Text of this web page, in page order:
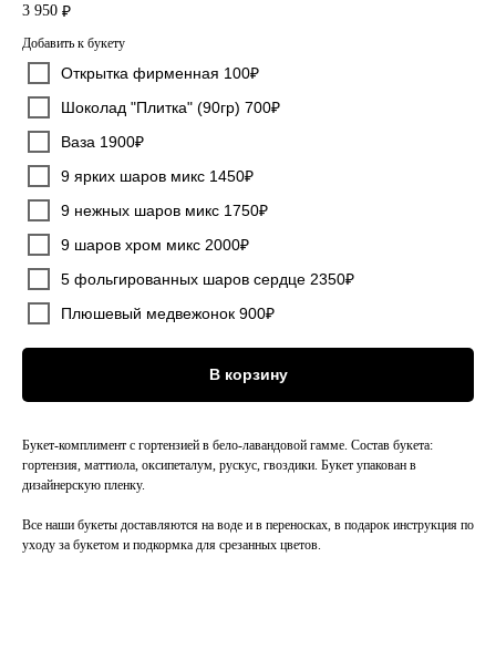
3 950 ₽
Добавить к букету
Открытка фирменная 100₽
Шоколад "Плитка" (90гр) 700₽
Ваза 1900₽
9 ярких шаров микс 1450₽
9 нежных шаров микс 1750₽
9 шаров хром микс 2000₽
5 фольгированных шаров сердце 2350₽
Плюшевый медвежонок 900₽
В корзину
Букет-комплимент с гортензией в бело-лавандовой гамме. Состав букета:
гортензия, маттиола, оксипеталум, рускус, гвоздики. Букет упакован в
дизайнерскую пленку.
Все наши букеты доставляются на воде и в переносках, в подарок инструкция по
уходу за букетом и подкормка для срезанных цветов.